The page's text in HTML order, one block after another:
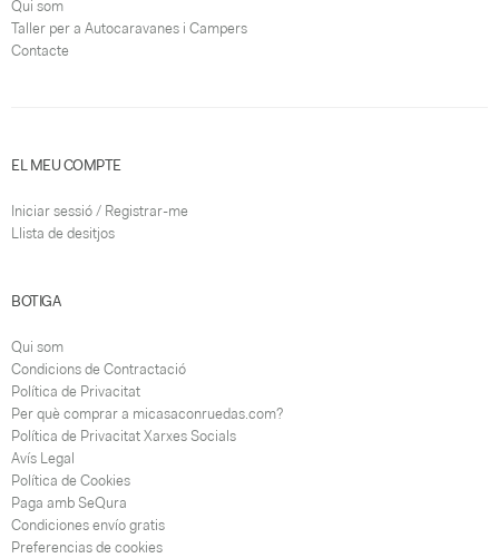
Qui som
Taller per a Autocaravanes i Campers
Contacte
EL MEU COMPTE
Iniciar sessió / Registrar-me
Llista de desitjos
BOTIGA
Qui som
Condicions de Contractació
Política de Privacitat
Per què comprar a micasaconruedas.com?
Política de Privacitat Xarxes Socials
Avís Legal
Política de Cookies
Paga amb SeQura
Condiciones envío gratis
Preferencias de cookies